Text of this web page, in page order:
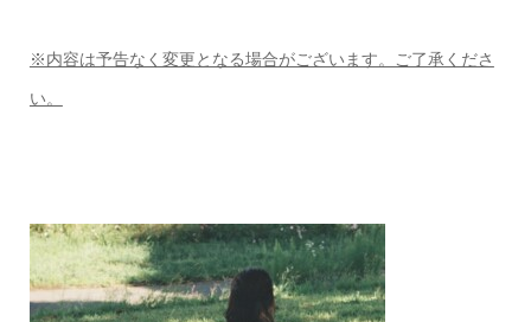
※内容は予告なく変更となる場合がございます。ご了承くださ
い。